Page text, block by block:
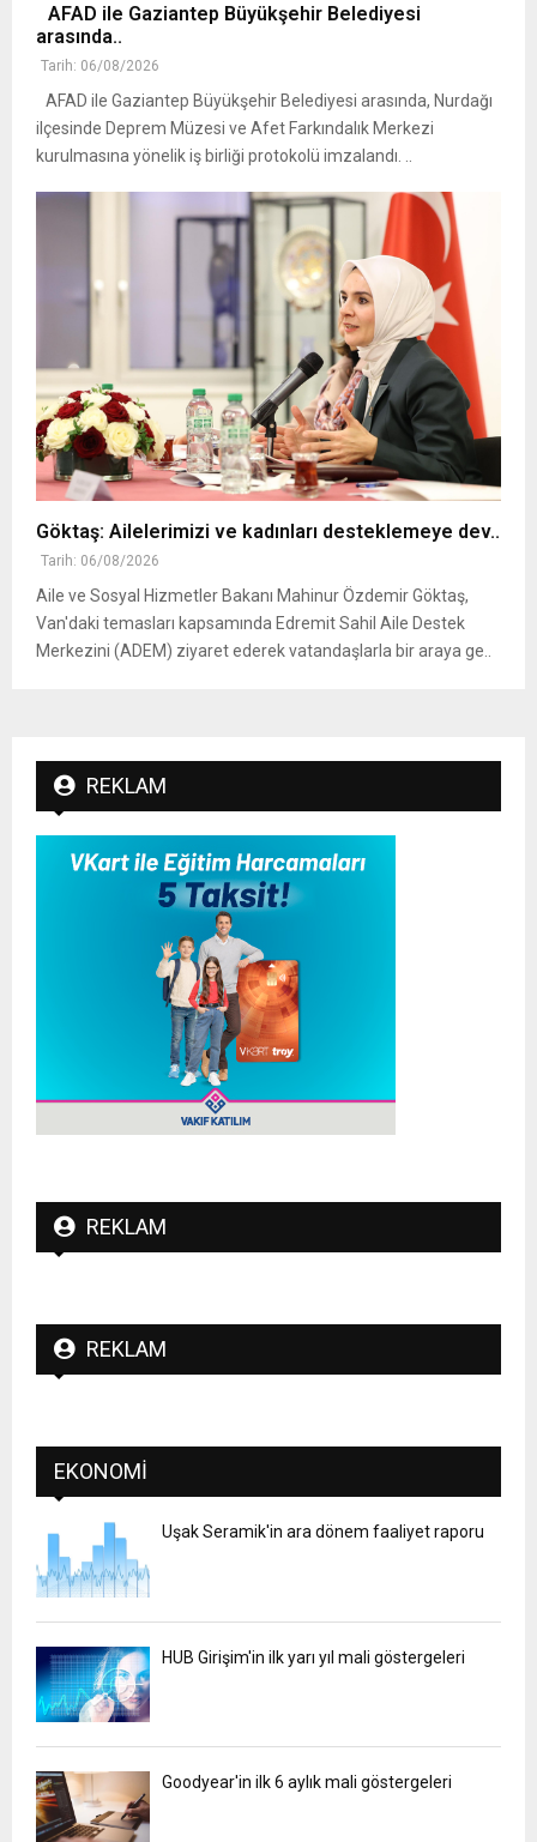
AFAD ile Gaziantep Büyükşehir Belediyesi
arasında..
Tarih: 06/08/2026
AFAD ile Gaziantep Büyükşehir Belediyesi arasında, Nurdağı
ilçesinde Deprem Müzesi ve Afet Farkındalık Merkezi
kurulmasına yönelik iş birliği protokolü imzalandı. ..
Göktaş: Ailelerimizi ve kadınları desteklemeye dev..
Tarih: 06/08/2026
Aile ve Sosyal Hizmetler Bakanı Mahinur Özdemir Göktaş,
Van'daki temasları kapsamında Edremit Sahil Aile Destek
Merkezini (ADEM) ziyaret ederek vatandaşlarla bir araya ge..
REKLAM
REKLAM
REKLAM
EKONOMI
Uşak Seramik'in ara dönem faaliyet raporu
HUB Girişim'in ilk yarı yıl mali göstergeleri
Goodyear'in ilk 6 aylık mali göstergeleri